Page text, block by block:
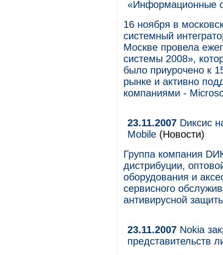
«Информационные
16 ноября в
системный
Москве провела
системы 2008»,
было приурочено к
рынке и активно
компаниями -
23.11.2007 Dиксис
Mobile (Новости)
Группа компания
дистрибуции,
оборудования и
сервисного
антивирусной
23.11.2007 Nokia
представительств